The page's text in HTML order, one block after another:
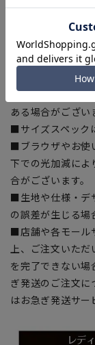
股下部分に張り
■光触媒消臭機
自然光が当たる
【商品に関する
■商品画像はサ
ある場合がござい
■サイズスペック
■ブラウザやお使
下での光加減によ
合がございます。
■生地や仕様・デ
の誤差が生じる場
■店舗や各モール
上、ご注文いた
を完了できない場
ぎ発送のご注文に
はお急ぎ発送サー